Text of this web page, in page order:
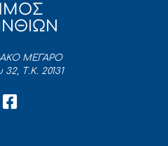
ΜΕΓΑΡΟ
32, Τ.Κ. 20131